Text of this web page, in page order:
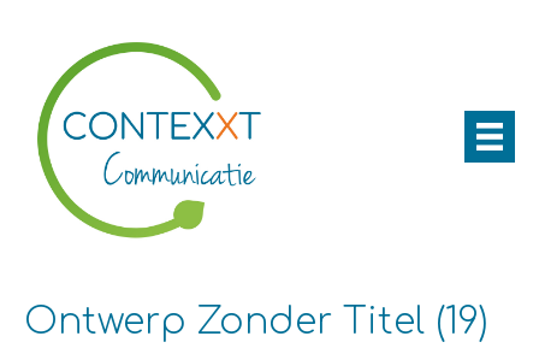
Ontwerp Zonder Titel (19)